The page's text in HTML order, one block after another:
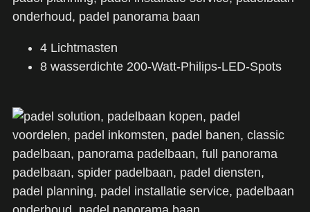
4 Lichtmasten
8 wasserdichte 200-Watt-Philips-LED-Spots